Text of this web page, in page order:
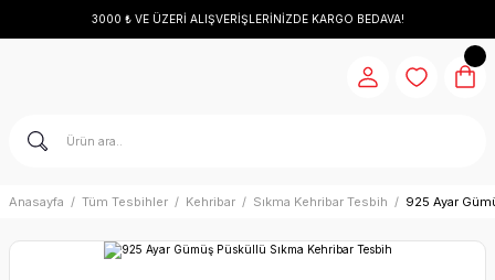
3000 ₺ VE ÜZERİ ALIŞVERİŞLERİNİZDE KARGO BEDAVA!
Anasayfa Tüm Tesbihler Kehribar Sıkma Kehribar Tesbih 925 Ayar